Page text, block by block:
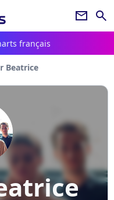
newsletter search
français
Beatrice